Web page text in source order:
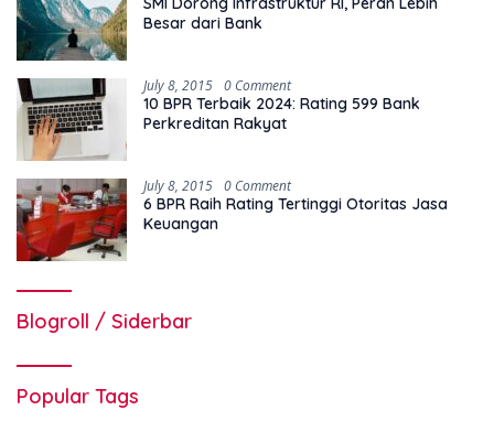
Besar dari Bank
July 8, 2015 0 Comment
10 BPR Terbaik 2024: Rating 599 Bank
Perkreditan Rakyat
July 8, 2015 0 Comment
6 BPR Raih Rating Tertinggi Otoritas Jasa
Keuangan
Blogroll / Siderbar
Popular Tags